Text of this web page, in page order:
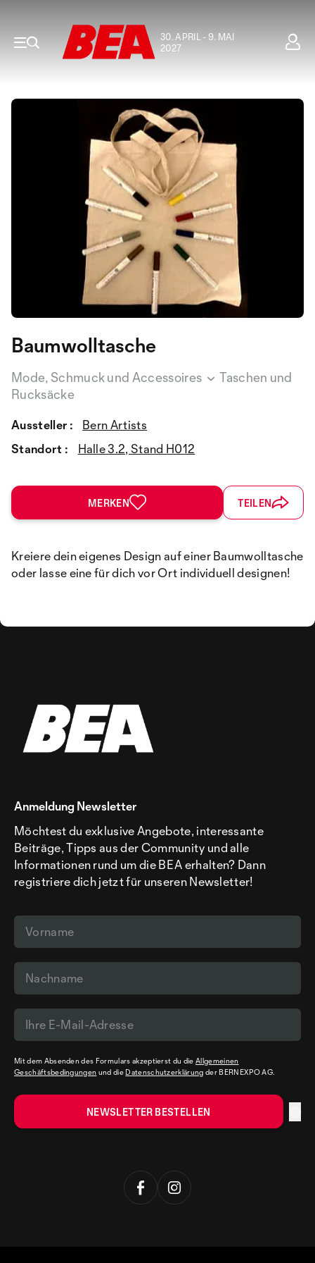
30. APRIL - 9. MAI
2027
Baumwolltasche
Mode, Schmuck und Accessoires
Taschen und
Rucksäcke
Aussteller :
Bern Artists
Standort :
Halle 3.2, Stand H012
MERKEN TEILEN
Kreiere dein eigenes Design auf einer Baumwolltasche
oder lasse eine für dich vor Ort individuell designen!
Anmeldung Newsletter
Möchtest du exklusive Angebote, interessante
Beiträge, Tipps aus der Community und alle
Informationen rund um die BEA erhalten? Dann
registriere dich jetzt für unseren Newsletter!
Mit dem Absenden des Formulars akzeptierst du dieAllgemeinen
Geschäftsbedingungen und die Datenschutzerklärung der BERNEXPO AG.